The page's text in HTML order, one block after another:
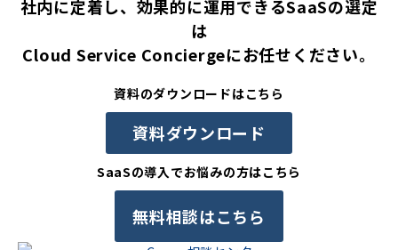
セミナー
よくあるご質問
社内に定着し、効果的に運用できるSaaSの選定
は
Cloud Service Conciergeにお任せください。
資料のダウンロードはこちら
資料ダウンロード
SaaSの導入でお悩みの方はこちら
無料相談はこちら